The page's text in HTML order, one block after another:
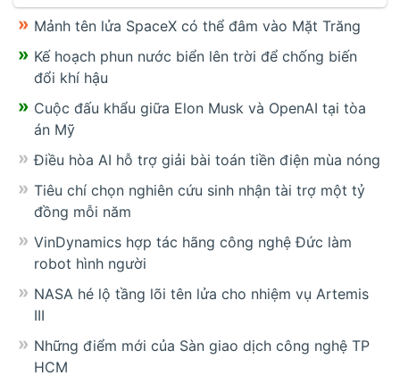
Mảnh tên lửa SpaceX có thể đâm vào Mặt Trăng
Kế hoạch phun nước biển lên trời để chống biến
đổi khí hậu
Cuộc đấu khẩu giữa Elon Musk và OpenAI tại tòa
án Mỹ
Điều hòa AI hỗ trợ giải bài toán tiền điện mùa nóng
Tiêu chí chọn nghiên cứu sinh nhận tài trợ một tỷ
đồng mỗi năm
VinDynamics hợp tác hãng công nghệ Đức làm
robot hình người
NASA hé lộ tầng lõi tên lửa cho nhiệm vụ Artemis
III
Những điểm mới của Sàn giao dịch công nghệ TP
HCM